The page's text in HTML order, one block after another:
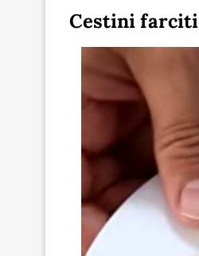
Cestini farciti